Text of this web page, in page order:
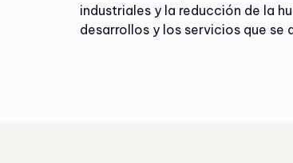
industriales y la reducción de la
desarrollos y los servicios que se